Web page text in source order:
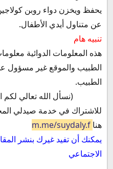
عن متناول أيدي الأطفال.
تنبيه هام
هذه المعلومات الدوائية
الطبيب والموقع غير مسؤول
الطبيب.
(نسأل الله تعالي لكم
للاشتراك في خدمة صيدلي
هنا
يمكنك أن تفيد غيرك بنشر
الاجتماعي